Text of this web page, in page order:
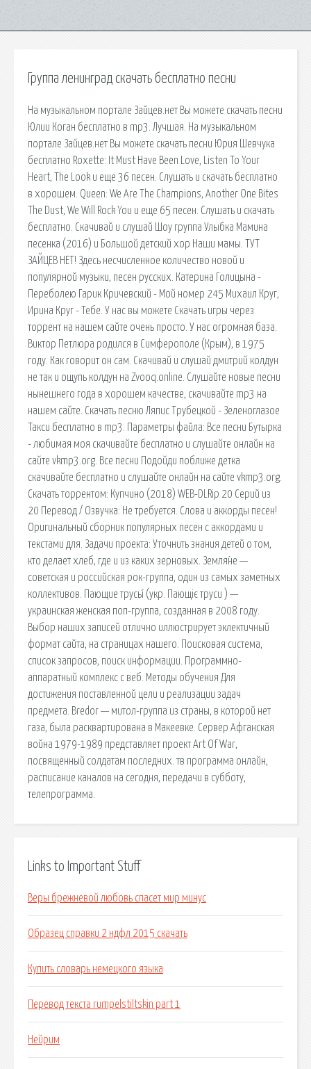
Группа ленинград скачать бесплатно песни
На музыкальном портале Зайцев.нет Вы можете скачать песни
Юлии Коган бесплатно в mp3. Лучшая. На музыкальном
портале Зайцев.нет Вы можете скачать песни Юрия Шевчука
бесплатно Roxette: It Must Have Been Love, Listen To Your
Heart, The Look и еще 36 песен. Слушать и скачать бесплатно
в хорошем. Queen: We Are The Champions, Another One Bites
The Dust, We Will Rock You и еще 65 песен. Слушать и скачать
бесплатно. Скачивай и слушай Шоу группа Улыбка Мамина
песенка (2016) и Большой детский хор Наши мамы. ТУТ
ЗАЙЦЕВ НЕТ! Здесь несчисленное количество новой и
популярной музыки, песен русских. Катерина Голицына -
Переболею Гарик Кричевский - Мой номер 245 Михаил Круг,
Ирина Круг - Тебе. У нас вы можете Скачать игры через
торрент на нашем сайте очень просто. У нас огромная база.
Виктор Петлюра родился в Симферополе (Крым), в 1975
году. Как говорит он сам. Скачивай и слушай дмитрий колдун
не так и ощупь колдун на Zvooq.online. Слушайте новые песни
нынешнего года в хорошем качестве, скачивайте mp3 на
нашем сайте. Скачать песню Ляпис Трубецкой - Зеленоглазое
Такси бесплатно в mp3. Параметры файла: Все песни Бутырка
- любимая моя скачивайте бесплатно и слушайте онлайн на
сайте vkmp3.org. Все песни Подойди поближе детка
скачивайте бесплатно и слушайте онлайн на сайте vkmp3.org.
Скачать торрентом: Купчино (2018) WEB-DLRip 20 Серий из
20 Перевод / Озвучка: Не требуется. Слова и аккорды песен!
Оригинальный сборник популярных песен с аккордами и
текстами для. Задачи проекта: Уточнить знания детей о том,
кто делает хлеб, где и из каких зерновых. Земля́не —
советская и российская рок-группа, один из самых заметных
коллективов. Пающие трусы́ (укр. Пающіє труси ) —
украинская женская поп-группа, созданная в 2008 году.
Выбор наших записей отлично иллюстрирует эклектичный
формат сайта, на страницах нашего. Поисковая сиcтема,
список запросов, поиск информации. Программно-
аппаратный комплекс с веб. Методы обучения Для
достижения поставленной цели и реализации задач
предмета. Bredor — митол-группа из страны, в которой нет
газа, была расквартирована в Макеевке. Сервер Афганская
война 1979-1989 представляет проект Art Of War,
посвященный солдатам последних. тв программа онлайн,
расписание каналов на сегодня, передачи в субботу,
телепрограмма.
Links to Important Stuff
Веры брежневой любовь спасет мир минус
Образец справки 2 ндфл 2015 скачать
Купить словарь немецкого языка
Перевод текста rumpelstiltskin part 1
Нейрим